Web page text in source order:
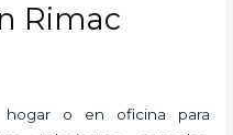
Rimac
o en oficina para